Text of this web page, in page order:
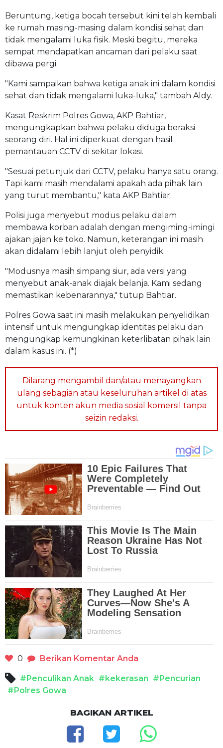
Beruntung, ketiga bocah tersebut kini telah kembali
ke rumah masing-masing dalam kondisi sehat dan
tidak mengalami luka fisik. Meski begitu, mereka
sempat mendapatkan ancaman dari pelaku saat
dibawa pergi.
"Kami sampaikan bahwa ketiga anak ini dalam kondisi
sehat dan tidak mengalami luka-luka," tambah Aldy.
Kasat Reskrim Polres Gowa, AKP Bahtiar,
mengungkapkan bahwa pelaku diduga beraksi
seorang diri. Hal ini diperkuat dengan hasil
pemantauan CCTV di sekitar lokasi.
"Sesuai petunjuk dari CCTV, pelaku hanya satu orang.
Tapi kami masih mendalami apakah ada pihak lain
yang turut membantu," kata AKP Bahtiar.
Polisi juga menyebut modus pelaku dalam
membawa korban adalah dengan mengiming-imingi
ajakan jajan ke toko. Namun, keterangan ini masih
akan didalami lebih lanjut oleh penyidik.
"Modusnya masih simpang siur, ada versi yang
menyebut anak-anak diajak belanja. Kami sedang
memastikan kebenarannya," tutup Bahtiar.
Polres Gowa saat ini masih melakukan penyelidikan
intensif untuk mengungkap identitas pelaku dan
mengungkap kemungkinan keterlibatan pihak lain
dalam kasus ini. (*)
Dilarang mengambil dan/atau menayangkan
ulang sebagian atau keseluruhan artikel di atas
untuk konten akun media sosial komersil tanpa
seizin redaksi.
0 Berikan Komentar Anda
#Penculikan Anak #kekerasan #Pencurian
#Polres Gowa
BAGIKAN ARTIKEL